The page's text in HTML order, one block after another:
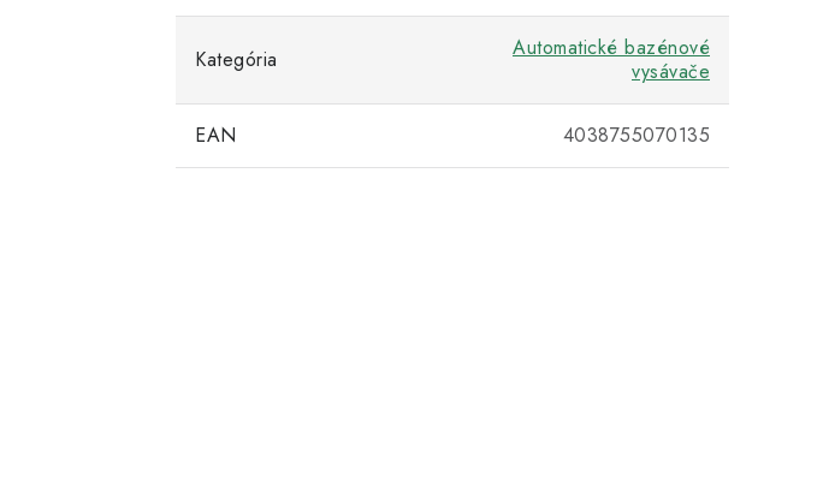
Kategória
Automatické bazénové
vysávače
EAN 4038755070135